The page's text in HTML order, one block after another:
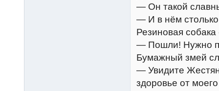
— Он такой
— И в нём
Резиновая собака
— Пошли! Нужно
Бумажный змей
— Увидите
здоровье от